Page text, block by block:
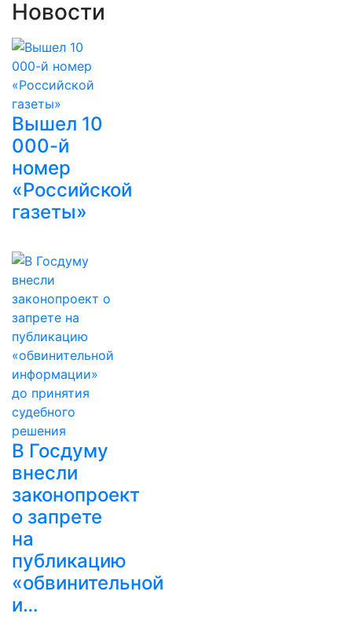
Новости
Вышел 10
000-й
номер
«Российской
газеты»
В Госдуму
внесли
законопроект
о запрете
на
публикацию
«обвинительной
и…